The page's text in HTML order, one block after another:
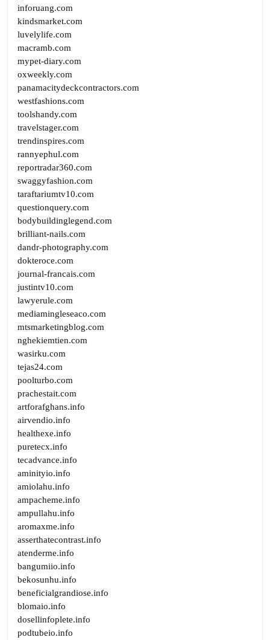
inforuang.com
kindsmarket.com
luvelylife.com
macramb.com
mypet-diary.com
oxweekly.com
panamacitydeckcontractors.com
westfashions.com
toolshandy.com
travelstager.com
trendinspires.com
rannyephul.com
reportradar360.com
swaggyfashion.com
taraftariumtv10.com
questionquery.com
bodybuildinglegend.com
brilliant-nails.com
dandr-photography.com
dokteroce.com
journal-francais.com
justintv10.com
lawyerule.com
mediamingleseaco.com
mtsmarketingblog.com
nghekiemtien.com
wasirku.com
tejas24.com
poolturbo.com
prachestait.com
artforafghans.info
airvendio.info
healthexe.info
puretecx.info
tecadvance.info
aminityio.info
amiolahu.info
ampacheme.info
ampullahu.info
aromaxme.info
asserthatecontrast.info
atenderme.info
bangumiio.info
bekosunhu.info
beneficialgrandiose.info
blomaio.info
dosellinfoplete.info
podtubeio.info